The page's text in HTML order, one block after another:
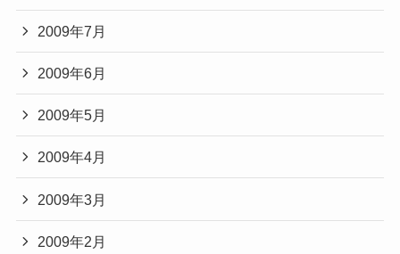
2009年7月
2009年6月
2009年5月
2009年4月
2009年3月
2009年2月